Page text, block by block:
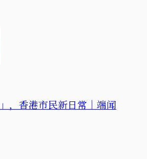
，香港市民新日常｜端闻